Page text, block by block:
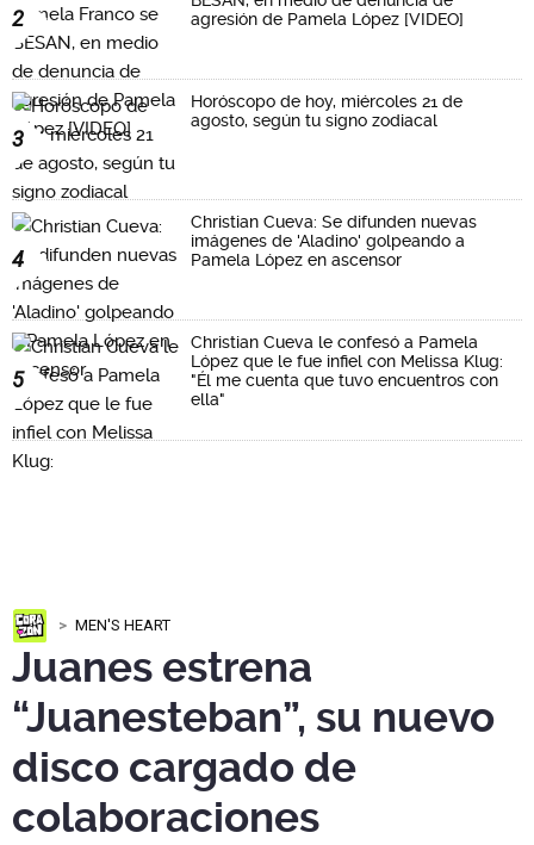
2
agresión de Pamela López [VIDEO]
3
Horóscopo de hoy, miércoles 21 de
agosto, según tu signo zodiacal
4
Christian Cueva: Se difunden nuevas
imágenes de 'Aladino' golpeando a
Pamela López en ascensor
5
Christian Cueva le confesó a Pamela
López que le fue infiel con Melissa Klug:
"Él me cuenta que tuvo encuentros con
ella"
MEN'S HEART
Juanes estrena
“Juanesteban”, su nuevo
disco cargado de
colaboraciones